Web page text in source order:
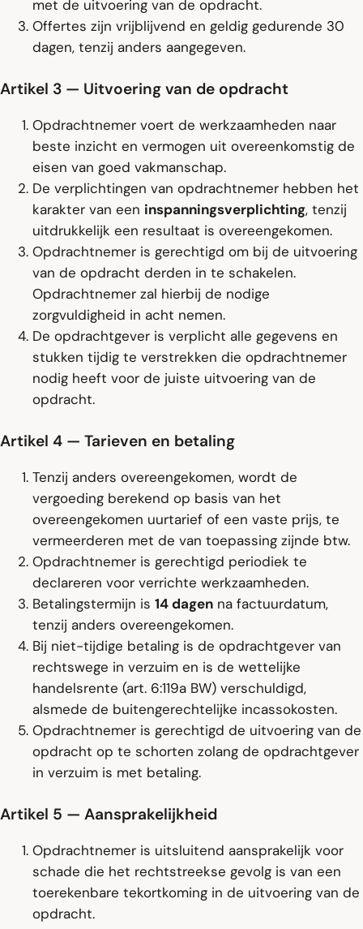
met de uitvoering van de opdracht.
Offertes zijn vrijblijvend en geldig gedurende 30
dagen, tenzij anders aangegeven.
Artikel 3 — Uitvoering van de opdracht
Opdrachtnemer voert de werkzaamheden naar
beste inzicht en vermogen uit overeenkomstig de
eisen van goed vakmanschap.
De verplichtingen van opdrachtnemer hebben het
karakter van een inspanningsverplichting, tenzij
uitdrukkelijk een resultaat is overeengekomen.
Opdrachtnemer is gerechtigd om bij de uitvoering
van de opdracht derden in te schakelen.
Opdrachtnemer zal hierbij de nodige
zorgvuldigheid in acht nemen.
De opdrachtgever is verplicht alle gegevens en
stukken tijdig te verstrekken die opdrachtnemer
nodig heeft voor de juiste uitvoering van de
opdracht.
Artikel 4 — Tarieven en betaling
Tenzij anders overeengekomen, wordt de
vergoeding berekend op basis van het
overeengekomen uurtarief of een vaste prijs, te
vermeerderen met de van toepassing zijnde btw.
Opdrachtnemer is gerechtigd periodiek te
declareren voor verrichte werkzaamheden.
Betalingstermijn is 14 dagen na factuurdatum,
tenzij anders overeengekomen.
Bij niet-tijdige betaling is de opdrachtgever van
rechtswege in verzuim en is de wettelijke
handelsrente (art. 6:119a BW) verschuldigd,
alsmede de buitengerechtelijke incassokosten.
Opdrachtnemer is gerechtigd de uitvoering van de
opdracht op te schorten zolang de opdrachtgever
in verzuim is met betaling.
Artikel 5 — Aansprakelijkheid
Opdrachtnemer is uitsluitend aansprakelijk voor
schade die het rechtstreekse gevolg is van een
toerekenbare tekortkoming in de uitvoering van de
opdracht.